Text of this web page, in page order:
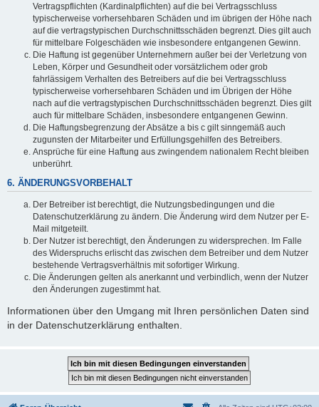
Vertragspflichten (Kardinalpflichten) auf die bei Vertragsschluss
typischerweise vorhersehbaren Schäden und im übrigen der Höhe nach
auf die vertragstypischen Durchschnittsschäden begrenzt. Dies gilt auch
für mittelbare Folgeschäden wie insbesondere entgangenen Gewinn.
Die Haftung ist gegenüber Unternehmern außer bei der Verletzung von
Leben, Körper und Gesundheit oder vorsätzlichem oder grob
fahrlässigem Verhalten des Betreibers auf die bei Vertragsschluss
typischerweise vorhersehbaren Schäden und im Übrigen der Höhe
nach auf die vertragstypischen Durchschnittsschäden begrenzt. Dies gilt
auch für mittelbare Schäden, insbesondere entgangenen Gewinn.
Die Haftungsbegrenzung der Absätze a bis c gilt sinngemäß auch
zugunsten der Mitarbeiter und Erfüllungsgehilfen des Betreibers.
Ansprüche für eine Haftung aus zwingendem nationalem Recht bleiben
unberührt.
6. ÄNDERUNGSVORBEHALT
Der Betreiber ist berechtigt, die Nutzungsbedingungen und die
Datenschutzerklärung zu ändern. Die Änderung wird dem Nutzer per E-
Mail mitgeteilt.
Der Nutzer ist berechtigt, den Änderungen zu widersprechen. Im Falle
des Widerspruchs erlischt das zwischen dem Betreiber und dem Nutzer
bestehende Vertragsverhältnis mit sofortiger Wirkung.
Die Änderungen gelten als anerkannt und verbindlich, wenn der Nutzer
den Änderungen zugestimmt hat.
Informationen über den Umgang mit Ihren persönlichen Daten sind
in der Datenschutzerklärung enthalten.